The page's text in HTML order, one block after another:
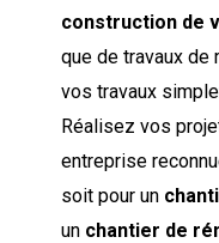
construction de
que de travaux de
vos travaux
Réalisez vos
entreprise
soit pour un
un chantier de